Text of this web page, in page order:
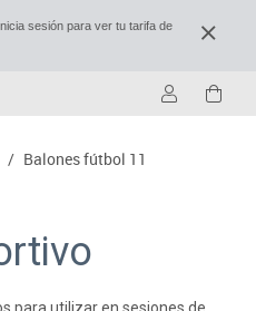
sesión para ver tu tarifa de
/ Balones fútbol 11
para utilizar en sesiones de